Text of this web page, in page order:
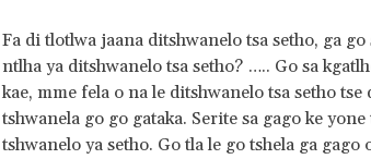
Fa di tlotlwa jaana ditshwanelo tsa setho, ga go
ntlha ya ditshwanelo tsa setho? ….. Go sa
kae, mme fela o na le ditshwanelo tsa setho
tshwanela go go gataka. Serite sa gago ke
tshwanelo ya setho. Go tla le go tshela ga